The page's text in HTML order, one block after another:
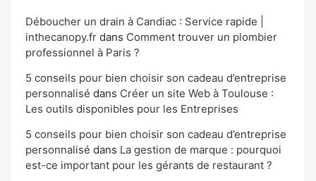
Déboucher un drain à Candiac : Service rapide |
inthecanopy.fr dans Comment trouver un plombier
professionnel à Paris ?
5 conseils pour bien choisir son cadeau d’entreprise
personnalisé dans Créer un site Web à Toulouse :
Les outils disponibles pour les Entreprises
5 conseils pour bien choisir son cadeau d’entreprise
personnalisé dans La gestion de marque : pourquoi
est-ce important pour les gérants de restaurant ?